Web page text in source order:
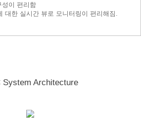
성이 편리함
대한 실시간 뷰로 모니터링이 편리해짐.
System Architecture